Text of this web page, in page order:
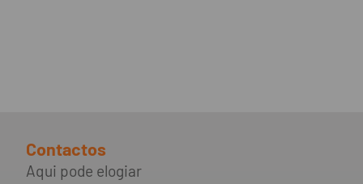
Contactos
Aqui pode elogiar